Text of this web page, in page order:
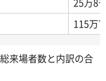
115万
来場者数と内訳の合